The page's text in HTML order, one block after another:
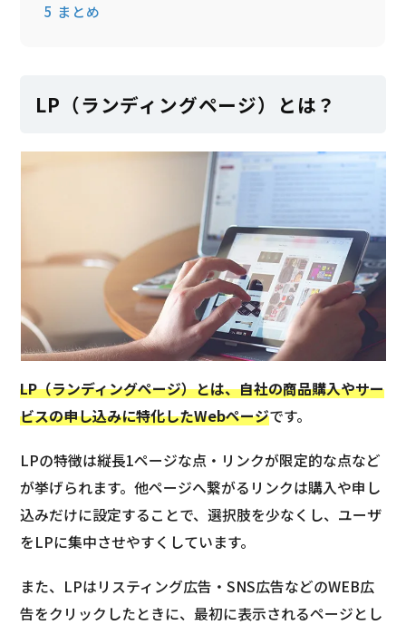
5 まとめ
LP（ランディングページ）とは？
LP（ランディングページ）とは、自社の商品購入やサー
ビスの申し込みに特化したWebページです。
LPの特徴は縦長1ページな点・リンクが限定的な点など
が挙げられます。他ページへ繋がるリンクは購入や申し
込みだけに設定することで、選択肢を少なくし、ユーザ
をLPに集中させやすくしています。
また、LPはリスティング広告・SNS広告などのWEB広
告をクリックしたときに、最初に表示されるページとし